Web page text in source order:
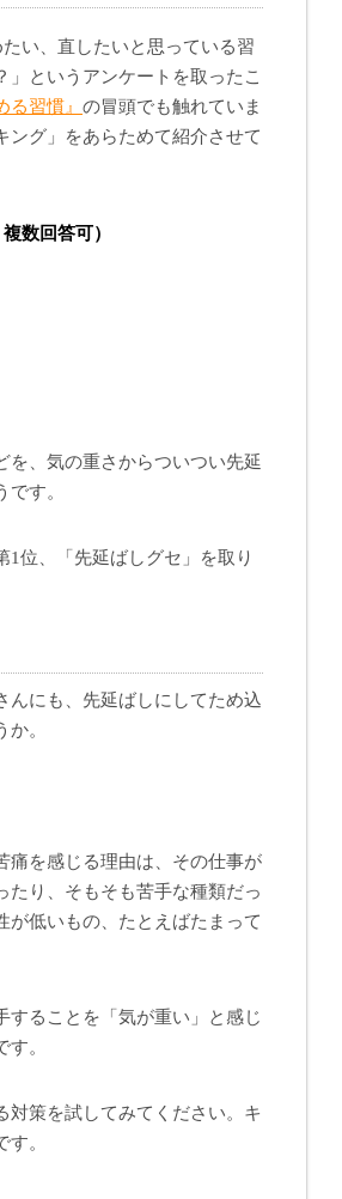
い、直したいと思っている習
というアンケートを取ったこ
習慣』 の冒頭でも触れていま
ング」をあらためて紹介させて
数回答可）
を、気の重さからついつい先延
す。
1位、「先延ばしグセ」を取り
んにも、先延ばしにしてため込
。
痛を感じる理由は、その仕事が
たり、そもそも苦手な種類だっ
が低いもの、たとえばたまって
することを「気が重い」と感じ
。
対策を試してみてください。キ
す。